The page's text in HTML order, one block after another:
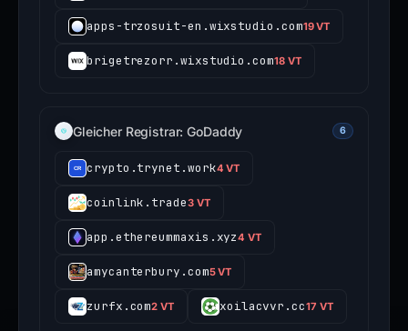
apps-trzosuit-en.wixstudio.com19 VT
brigetrezorr.wixstudio.com18 VT
Gleicher Registrar: GoDaddy 6
crypto.trynet.work4 VT
coinlink.trade3 VT
app.ethereummaxis.xyz4 VT
amycanterbury.com5 VT
zurfx.com2 VT xoilacvvr.cc17 VT